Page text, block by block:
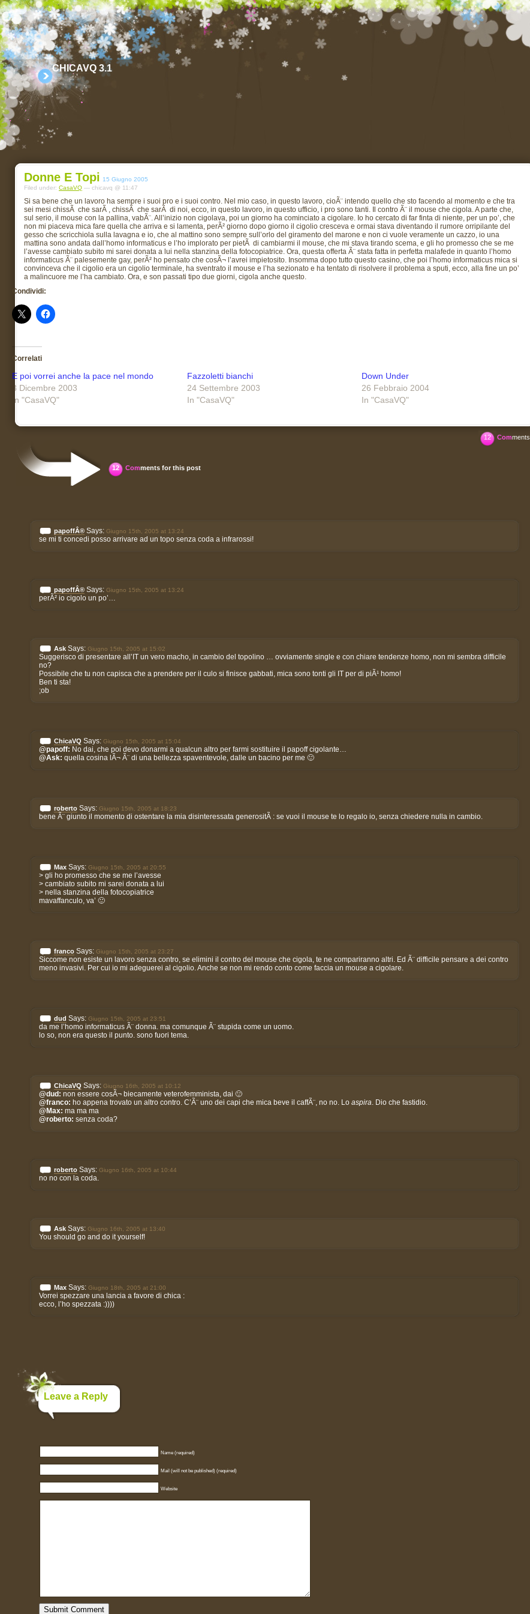
CHICAVQ 3.1
Donne E Topi 15 Giugno 2005
Filed under: CasaVQ — chicavq @ 11:47
Si sa bene che un lavoro ha sempre i suoi pro e i suoi contro. Nel mio caso, in questo lavoro, cioÃ¨ intendo quello che sto facendo al momento e che tra
sei mesi chissÃ che sarÃ , chissÃ che sarÃ di noi, ecco, in questo lavoro, in questo ufficio, i pro sono tanti. Il contro Ã¨ il mouse che cigola. A parte che,
sul serio, il mouse con la pallina, vabÃ¨. All’inizio non cigolava, poi un giorno ha cominciato a cigolare. Io ho cercato di far finta di niente, per un po’, che
non mi piaceva mica fare quella che arriva e si lamenta, perÃ² giorno dopo giorno il cigolio cresceva e ormai stava diventando il rumore orripilante del
gesso che scricchiola sulla lavagna e io, che al mattino sono sempre sull’orlo del giramento del marone e non ci vuole veramente un cazzo, io una
mattina sono andata dall’homo informaticus e l’ho implorato per pietÃ di cambiarmi il mouse, che mi stava tirando scema, e gli ho promesso che se me
l’avesse cambiato subito mi sarei donata a lui nella stanzina della fotocopiatrice. Ora, questa offerta Ã¨ stata fatta in perfetta malafede in quanto l’homo
informaticus Ã¨ palesemente gay, perÃ² ho pensato che cosÃ¬ l’avrei impietosito. Insomma dopo tutto questo casino, che poi l’homo informaticus mica si
convinceva che il cigolio era un cigolio terminale, ha sventrato il mouse e l’ha sezionato e ha tentato di risolvere il problema a sputi, ecco, alla fine un po’
a malincuore me l’ha cambiato. Ora, e son passati tipo due giorni, cigola anche questo.
Condividi:
Correlati
E poi vorrei anche la pace nel mondo
3 Dicembre 2003
In "CasaVQ"
Fazzoletti bianchi
24 Settembre 2003
In "CasaVQ"
Down Under
26 Febbraio 2004
In "CasaVQ"
12 Comments
12 Comments for this post
papoffÂ® Says: Giugno 15th, 2005 at 13:24
se mi ti concedi posso arrivare ad un topo senza coda a infrarossi!
papoffÂ® Says: Giugno 15th, 2005 at 13:24
perÃ² io cigolo un po’…
Ask Says: Giugno 15th, 2005 at 15:02
Suggerisco di presentare all’IT un vero macho, in cambio del topolino … ovviamente single e con chiare tendenze homo, non mi sembra difficile
no?
Possibile che tu non capisca che a prendere per il culo si finisce gabbati, mica sono tonti gli IT per di piÃ¹ homo!
Ben ti sta!
;ob
ChicaVQ Says: Giugno 15th, 2005 at 15:04
@papoff: No dai, che poi devo donarmi a qualcun altro per farmi sostituire il papoff cigolante…
@Ask: quella cosina lÃ¬ Ã¨ di una bellezza spaventevole, dalle un bacino per me 🙂
roberto Says: Giugno 15th, 2005 at 18:23
bene Ã¨ giunto il momento di ostentare la mia disinteressata generositÃ : se vuoi il mouse te lo regalo io, senza chiedere nulla in cambio.
Max Says: Giugno 15th, 2005 at 20:55
> gli ho promesso che se me l’avesse
> cambiato subito mi sarei donata a lui
> nella stanzina della fotocopiatrice
mavaffanculo, va’ 🙂
franco Says: Giugno 15th, 2005 at 23:27
Siccome non esiste un lavoro senza contro, se elimini il contro del mouse che cigola, te ne compariranno altri. Ed Ã¨ difficile pensare a dei contro
meno invasivi. Per cui io mi adeguerei al cigolio. Anche se non mi rendo conto come faccia un mouse a cigolare.
dud Says: Giugno 15th, 2005 at 23:51
da me l’homo informaticus Ã¨ donna. ma comunque Ã¨ stupida come un uomo.
lo so, non era questo il punto. sono fuori tema.
ChicaVQ Says: Giugno 16th, 2005 at 10:12
@dud: non essere cosÃ¬ biecamente veterofemminista, dai 🙂
@franco: ho appena trovato un altro contro. C’Ã¨ uno dei capi che mica beve il caffÃ¨, no no. Lo aspira. Dio che fastidio.
@Max: ma ma ma
@roberto: senza coda?
roberto Says: Giugno 16th, 2005 at 10:44
no no con la coda.
Ask Says: Giugno 16th, 2005 at 13:40
You should go and do it yourself!
Max Says: Giugno 18th, 2005 at 21:00
Vorrei spezzare una lancia a favore di chica :
ecco, l’ho spezzata :))))
Leave a Reply
Name (required)
Mail (will not be published) (required)
Website